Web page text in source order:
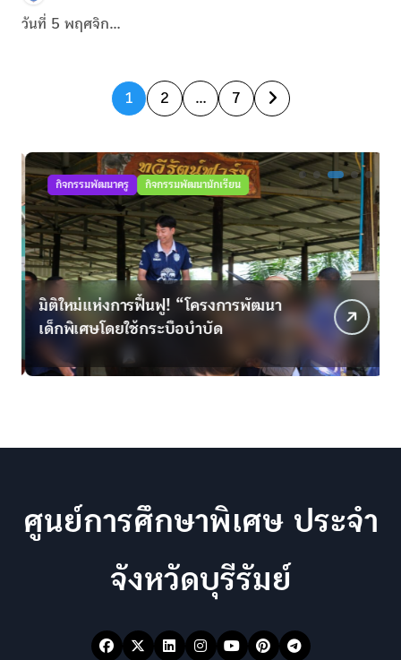
วันที่ 5 พฤศจิก...
P
s
t
s
p
a
g
i
o
1 2 … 7
กิจกรรมพัฒนาครู กิจกรรมพัฒนานักเรียน
มิติใหม่แห่งการฟื้นฟู! “โครงการพัฒนา
เด็กพิเศษโดยใช้กระบือบำบัด
ศูนย์การศึกษาพิเศษ ประจำ
จังหวัดบุรีรัมย์